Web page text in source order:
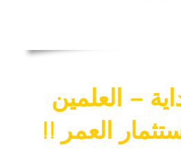
– العلمين
العمر !!